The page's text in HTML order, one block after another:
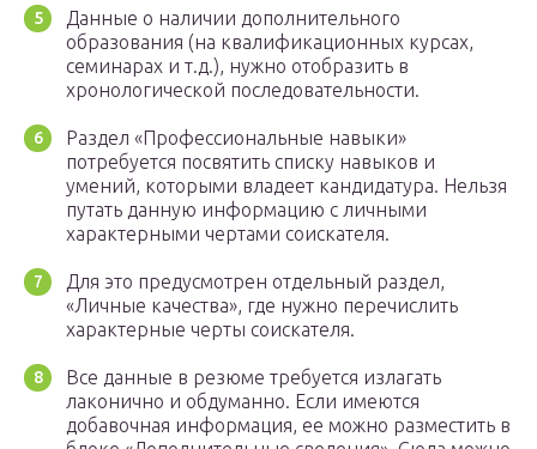
Данные о наличии дополнительного
образования (на квалификационных курсах,
семинарах и т.д.), нужно отобразить в
хронологической последовательности.
Раздел «Профессиональные навыки»
потребуется посвятить списку навыков и
умений, которыми владеет кандидатура. Нельзя
путать данную информацию с личными
характерными чертами соискателя.
Для это предусмотрен отдельный раздел,
«Личные качества», где нужно перечислить
характерные черты соискателя.
Все данные в резюме требуется излагать
лаконично и обдуманно. Если имеются
добавочная информация, ее можно разместить в